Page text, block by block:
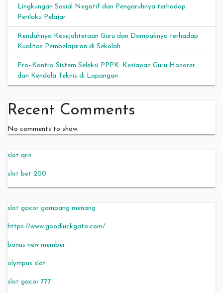
Lingkungan Sosial Negatif dan Pengaruhnya terhadap
Perilaku Pelajar
Rendahnya Kesejahteraan Guru dan Dampaknya terhadap
Kualitas Pembelajaran di Sekolah
Pro–Kontra Sistem Seleksi PPPK: Kesiapan Guru Honorer
dan Kendala Teknis di Lapangan
Recent Comments
No comments to show.
slot qris
slot bet 200
slot gacor gampang menang
https://www.goodluckgato.com/
bonus new member
olympus slot
slot gacor 777